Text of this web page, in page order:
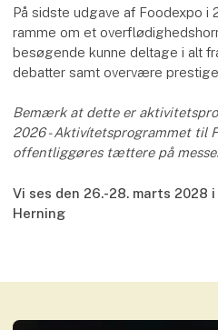
På sidste udgave af Foodexpo i
ramme om et
besøgende kunne deltage i alt
debatter samt overvære
Bemærk at dette er
2026 - Aktivítetsprogrammet til
offentliggøres tættere på
Vi ses den 26.-28. marts 2028
Herning